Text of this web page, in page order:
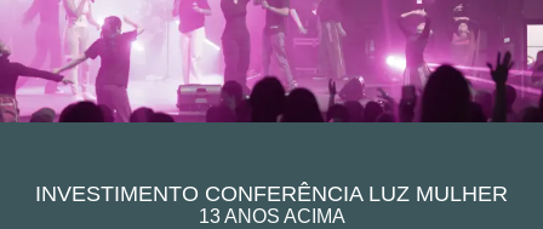
INVESTIMENTO CONFERÊNCIA LUZ MULHER
13 ANOS ACIMA